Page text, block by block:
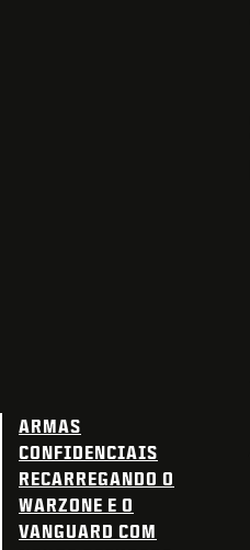
ARMAS
CONFIDENCIAIS
RECARREGANDO O
WARZONE E O
VANGUARD COM